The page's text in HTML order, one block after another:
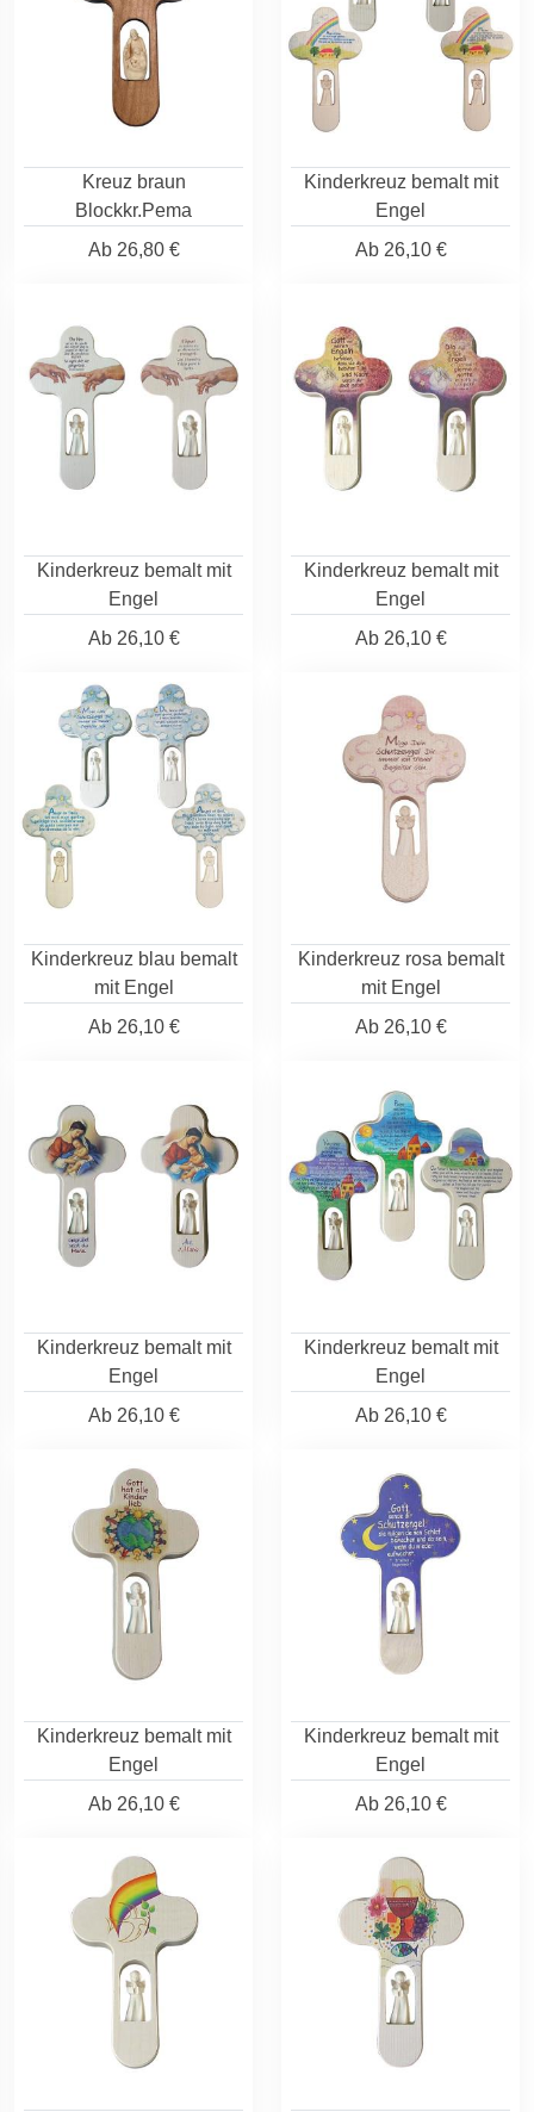
Kreuz braun
Blockkr.Pema
Ab26,80 €
Kinderkreuz bemalt mit
Engel
Ab26,10 €
Kinderkreuz bemalt mit
Engel
Ab26,10 €
Kinderkreuz bemalt mit
Engel
Ab26,10 €
Kinderkreuz blau bemalt
mit Engel
Ab26,10 €
Kinderkreuz rosa bemalt
mit Engel
Ab26,10 €
Kinderkreuz bemalt mit
Engel
Ab26,10 €
Kinderkreuz bemalt mit
Engel
Ab26,10 €
Kinderkreuz bemalt mit
Engel
Ab26,10 €
Kinderkreuz bemalt mit
Engel
Ab26,10 €